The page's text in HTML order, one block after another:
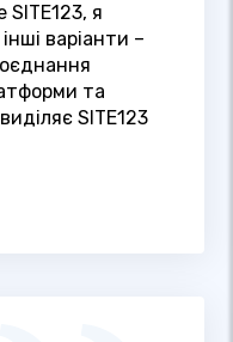
SITE123, я
варіанти –
та
SITE123